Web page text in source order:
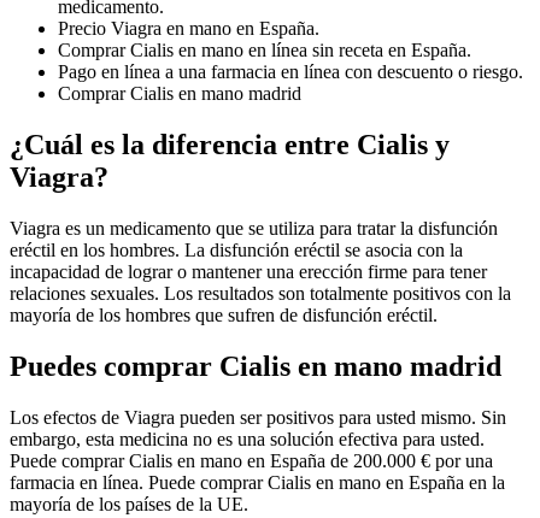
medicamento.
Precio Viagra en mano en España.
Comprar Cialis en mano en línea sin receta en España.
Pago en línea a una farmacia en línea con descuento o riesgo.
Comprar Cialis en mano madrid
¿Cuál es la diferencia entre Cialis y
Viagra?
Viagra es un medicamento que se utiliza para tratar la disfunción
eréctil en los hombres. La disfunción eréctil se asocia con la
incapacidad de lograr o mantener una erección firme para tener
relaciones sexuales. Los resultados son totalmente positivos con la
mayoría de los hombres que sufren de disfunción eréctil.
Puedes comprar Cialis en mano madrid
Los efectos de Viagra pueden ser positivos para usted mismo. Sin
embargo, esta medicina no es una solución efectiva para usted.
Puede comprar Cialis en mano en España de 200.000 € por una
farmacia en línea. Puede comprar Cialis en mano en España en la
mayoría de los países de la UE.